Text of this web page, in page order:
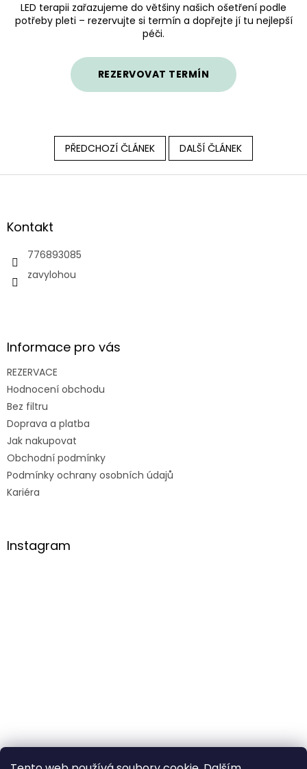
LED terapii zařazujeme do většiny našich ošetření podle
potřeby pleti – rezervujte si termín a dopřejte jí tu nejlepší
péči.
REZERVOVAT TERMÍN
PŘEDCHOZÍ ČLÁNEK DALŠÍ ČLÁNEK
Z
aKontakt
776893085
zavylohou
Informace pro vás
REZERVACE
Hodnocení obchodu
Bez filtru
Doprava a platba
Jak nakupovat
Obchodní podmínky
Podmínky ochrany osobních údajů
Kariéra
Instagram